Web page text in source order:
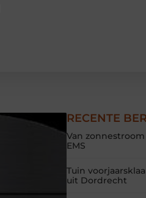
RECENTE
Van
EMS
Tuin
uit Dordrecht